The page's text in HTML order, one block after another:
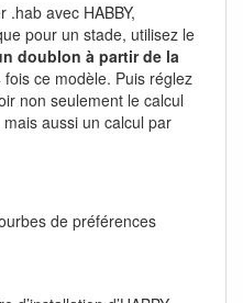
.hab avec HABBY,
pour un stade, utilisez le
doublon à partir de la
ce modèle. Puis réglez
non seulement le calcul
aussi un calcul par
de préférences